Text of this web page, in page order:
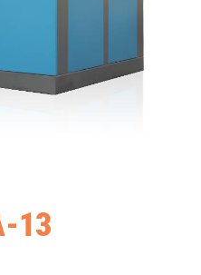
13